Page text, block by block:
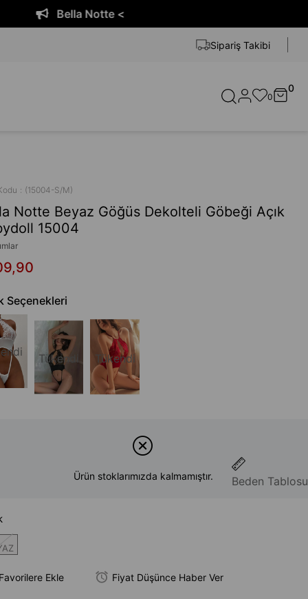
Sipariş Takibi
0
0
(15004-S/M)
Notte Beyaz Göğüs Dekolteli Göbeği Açık
15004
Seçenekleri
Tükendi Tükendi
Beden Tablosu
Ürün stoklarımızda kalmamıştır.
Ekle Fiyat Düşünce Haber Ver